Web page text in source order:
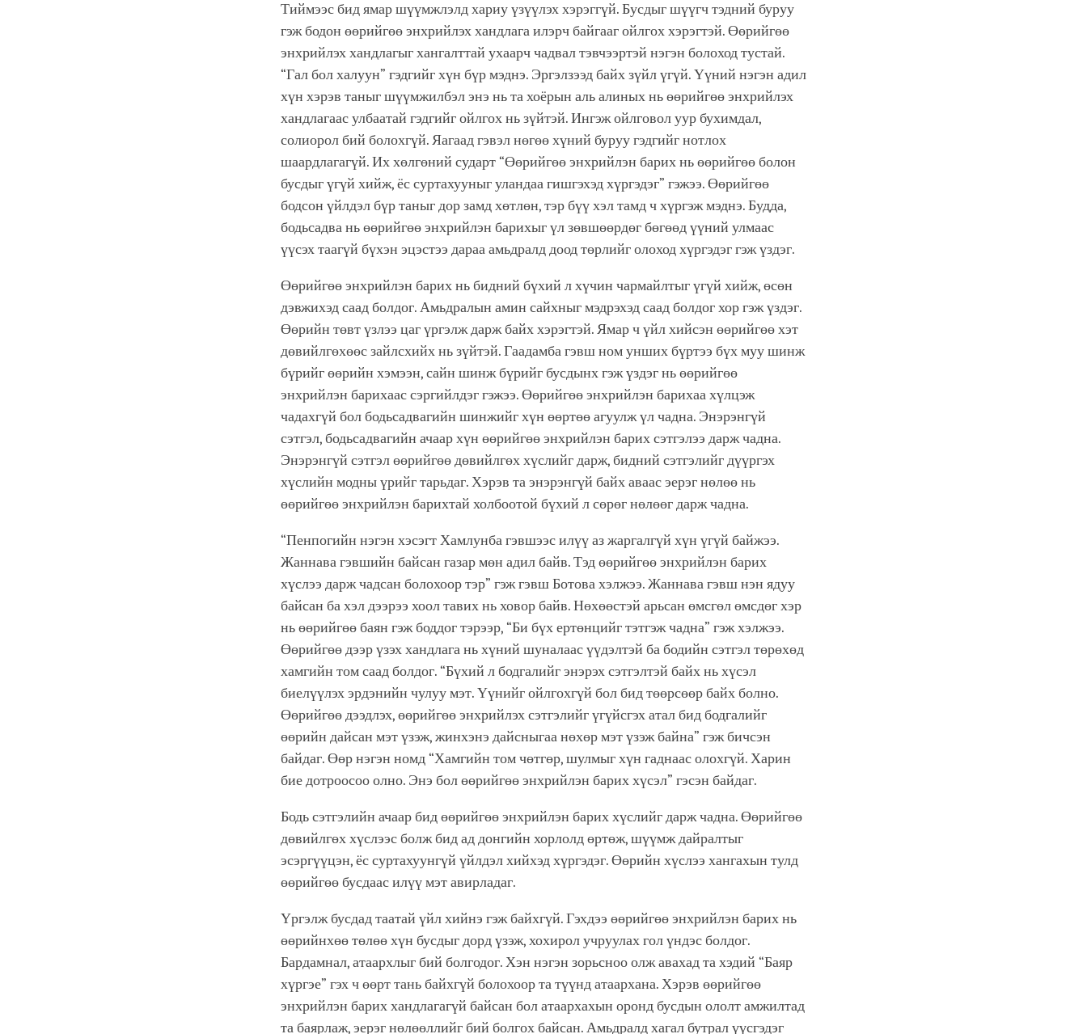
Тиймээс бид ямар шүүмжлэлд хариу үзүүлэх хэрэггүй. Бусдыг шүүгч тэдний буруу
гэж бодон өөрийгөө энхрийлэх хандлага илэрч байгааг ойлгох хэрэгтэй. Өөрийгөө
энхрийлэх хандлагыг хангалттай ухаарч чадвал тэвчээртэй нэгэн болоход тустай.
“Гал бол халуун” гэдгийг хүн бүр мэднэ. Эргэлзээд байх зүйл үгүй. Үүний нэгэн адил
хүн хэрэв таныг шүүмжилбэл энэ нь та хоёрын аль алиных нь өөрийгөө энхрийлэх
хандлагаас улбаатай гэдгийг ойлгох нь зүйтэй. Ингэж ойлговол уур бухимдал,
солиорол бий болохгүй. Яагаад гэвэл нөгөө хүний буруу гэдгийг нотлох
шаардлагагүй. Их хөлгөний сударт “Өөрийгөө энхрийлэн барих нь өөрийгөө болон
бусдыг үгүй хийж, ёс суртахууныг уландаа гишгэхэд хүргэдэг” гэжээ. Өөрийгөө
бодсон үйлдэл бүр таныг дор замд хөтлөн, тэр бүү хэл тамд ч хүргэж мэднэ. Будда,
бодьсадва нь өөрийгөө энхрийлэн барихыг үл зөвшөөрдөг бөгөөд үүний улмаас
үүсэх таагүй бүхэн эцэстээ дараа амьдралд доод төрлийг олоход хүргэдэг гэж үздэг.
Өөрийгөө энхрийлэн барих нь бидний бүхий л хүчин чармайлтыг үгүй хийж, өсөн
дэвжихэд саад болдог. Амьдралын амин сайхныг мэдрэхэд саад болдог хор гэж үздэг.
Өөрийн төвт үзлээ цаг үргэлж дарж байх хэрэгтэй. Ямар ч үйл хийсэн өөрийгөө хэт
дөвийлгөхөөс зайлсхийх нь зүйтэй. Гаадамба гэвш ном унших бүртээ бүх муу шинж
бүрийг өөрийн хэмээн, сайн шинж бүрийг бусдынх гэж үздэг нь өөрийгөө
энхрийлэн барихаас сэргийлдэг гэжээ. Өөрийгөө энхрийлэн барихаа хүлцэж
чадахгүй бол бодьсадвагийн шинжийг хүн өөртөө агуулж үл чадна. Энэрэнгүй
сэтгэл, бодьсадвагийн ачаар хүн өөрийгөө энхрийлэн барих сэтгэлээ дарж чадна.
Энэрэнгүй сэтгэл өөрийгөө дөвийлгөх хүслийг дарж, бидний сэтгэлийг дүүргэх
хүслийн модны үрийг тарьдаг. Хэрэв та энэрэнгүй байх аваас эерэг нөлөө нь
өөрийгөө энхрийлэн барихтай холбоотой бүхий л сөрөг нөлөөг дарж чадна.
“Пенпогийн нэгэн хэсэгт Хамлунба гэвшээс илүү аз жаргалгүй хүн үгүй байжээ.
Жаннава гэвшийн байсан газар мөн адил байв. Тэд өөрийгөө энхрийлэн барих
хүслээ дарж чадсан болохоор тэр” гэж гэвш Ботова хэлжээ. Жаннава гэвш нэн ядуу
байсан ба хэл дээрээ хоол тавих нь ховор байв. Нөхөөстэй арьсан өмсгөл өмсдөг хэр
нь өөрийгөө баян гэж боддог тэрээр, “Би бүх ертөнцийг тэтгэж чадна” гэж хэлжээ.
Өөрийгөө дээр үзэх хандлага нь хүний шуналаас үүдэлтэй ба бодийн сэтгэл төрөхөд
хамгийн том саад болдог. “Бүхий л бодгалийг энэрэх сэтгэлтэй байх нь хүсэл
биелүүлэх эрдэнийн чулуу мэт. Үүнийг ойлгохгүй бол бид төөрсөөр байх болно.
Өөрийгөө дээдлэх, өөрийгөө энхрийлэх сэтгэлийг үгүйсгэх атал бид бодгалийг
өөрийн дайсан мэт үзэж, жинхэнэ дайсныгаа нөхөр мэт үзэж байна” гэж бичсэн
байдаг. Өөр нэгэн номд “Хамгийн том чөтгөр, шулмыг хүн гаднаас олохгүй. Харин
бие дотроосоо олно. Энэ бол өөрийгөө энхрийлэн барих хүсэл” гэсэн байдаг.
Бодь сэтгэлийн ачаар бид өөрийгөө энхрийлэн барих хүслийг дарж чадна. Өөрийгөө
дөвийлгөх хүслээс болж бид ад донгийн хорлолд өртөж, шүүмж дайралтыг
эсэргүүцэн, ёс суртахуунгүй үйлдэл хийхэд хүргэдэг. Өөрийн хүслээ хангахын тулд
өөрийгөө бусдаас илүү мэт авирладаг.
Үргэлж бусдад таатай үйл хийнэ гэж байхгүй. Гэхдээ өөрийгөө энхрийлэн барих нь
өөрийнхөө төлөө хүн бусдыг дорд үзэж, хохирол учруулах гол үндэс болдог.
Бардамнал, атаархлыг бий болгодог. Хэн нэгэн зорьсноо олж авахад та хэдий “Баяр
хүргэе” гэх ч өөрт тань байхгүй болохоор та түүнд атаархана. Хэрэв өөрийгөө
энхрийлэн барих хандлагагүй байсан бол атаархахын оронд бусдын ололт амжилтад
та баярлаж, эерэг нөлөөллийг бий болгох байсан. Амьдралд хагал бутрал үүсгэдэг